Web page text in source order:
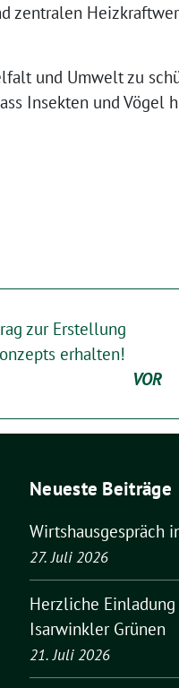
zentralen
und Umwelt zu
Insekten und Vögel
zur Erstellung
erhalten!
VOR
Neueste Beiträge
Wirtshausgespräch
27. Juli 2026
Herzliche
Isarwinkler Grünen
21. Juli 2026